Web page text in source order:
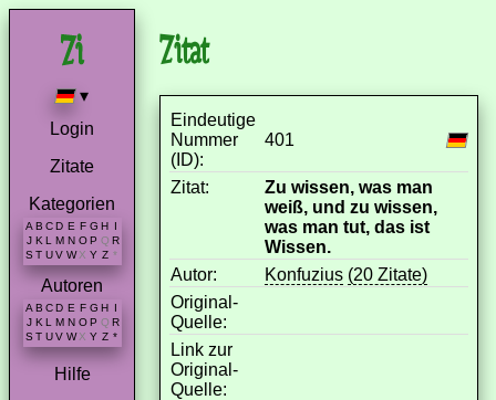
▾
Login
Zitate
Kategorien
A B C D E F G H I
J K L M N O P Q R
S T U V W X Y Z *
Autoren
A B C D E F G H
J K L M N O P Q R
S T U V W X Y Z *
Hilfe
Zitat
Eindeutige
Nummer
(ID):
401
Zitat:
Zu wissen, was man
weiß, und zu wissen,
was man tut, das ist
Wissen.
Autor:
Konfuzius (20 Zitate)
Original-
Quelle:
Link zur
Original-
Quelle: